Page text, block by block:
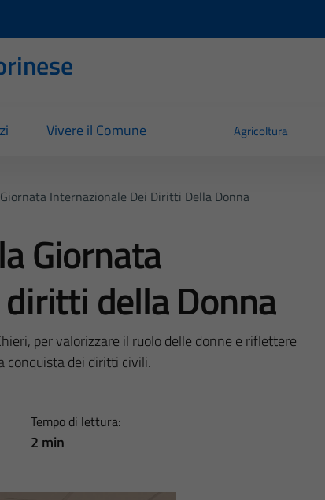
Vivere il Comune Agricoltura
Internazionale Dei Diritti Della Donna
Giornata
della Donna
per valorizzare il ruolo delle donne e riflettere
conquista dei diritti civili.
Tempo di lettura:
2 min